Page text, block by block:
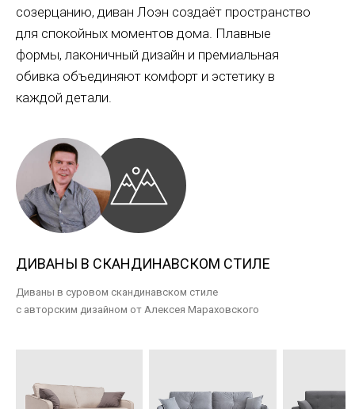
созерцанию, диван Лоэн создаёт пространство
для спокойных моментов дома. Плавные
формы, лаконичный дизайн и премиальная
обивка объединяют комфорт и эстетику в
каждой детали.
ДИВАНЫ В СКАНДИНАВСКОМ СТИЛЕ
Диваны в суровом скандинавском стиле
с авторским дизайном от Алексея Мараховского